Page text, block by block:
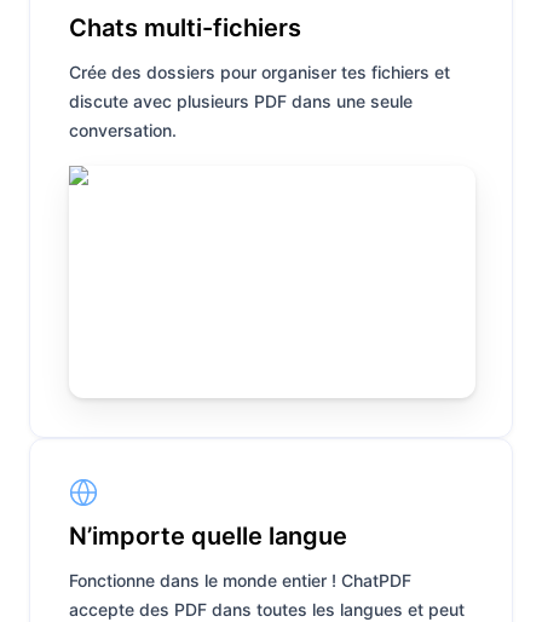
Chats multi-fichiers
Crée des dossiers pour organiser tes fichiers et
discute avec plusieurs PDF dans une seule
conversation.
N’importe quelle langue
Fonctionne dans le monde entier ! ChatPDF
accepte des PDF dans toutes les langues et peut